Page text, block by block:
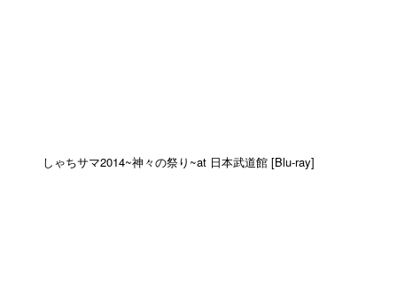
しゃちサマ2014~神々の祭り~at 日本武道館 [Blu-ray]